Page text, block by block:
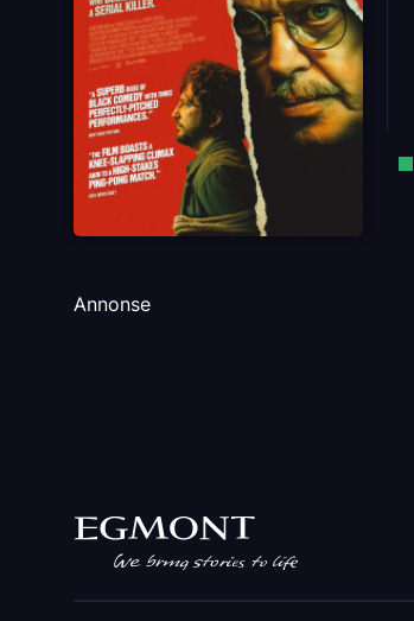
Annonse